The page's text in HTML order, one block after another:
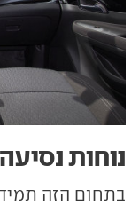
נוחות נסיעה
בתחום הזה